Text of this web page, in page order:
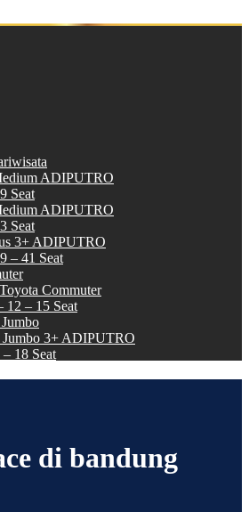
ADIPUTRO
Seat
ADIPUTRO
Seat
3+ ADIPUTRO
– 41 Seat
Commuter
12 – 15 Seat
Jumbo 3+ ADIPUTRO
18 Seat
di bandung